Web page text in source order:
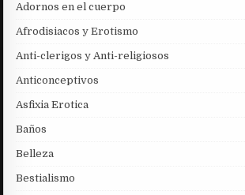
Adornos en el cuerpo
Afrodisiacos y Erotismo
Anti-clerigos y Anti-religiosos
Anticonceptivos
Asfixia Erotica
Baños
Belleza
Bestialismo